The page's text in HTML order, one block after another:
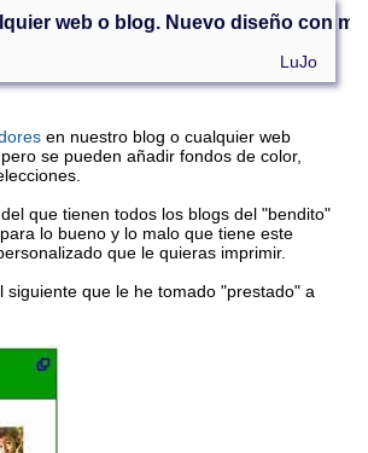
web o blog. Nuevo diseño con más
LuJo
en nuestro blog o cualquier web
se pueden añadir fondos de color,
que tienen todos los blogs del "bendito"
lo bueno y lo malo que tiene este
que le quieras imprimir.
que le he tomado "prestado" a